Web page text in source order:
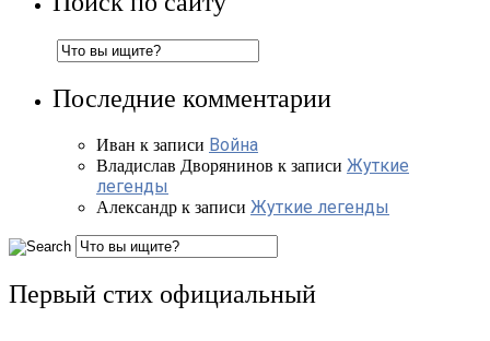
Последние комментарии
Иван к записи Война
Владислав Дворянинов к записи Жуткие
легенды
Александр к записи Жуткие легенды
Первый стих официальный